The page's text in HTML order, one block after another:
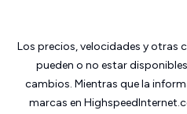
Los precios, velocidades y otras
pueden o no estar
cambios. Mientras que la
marcas en